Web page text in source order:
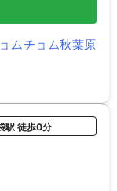
ムチョム秋葉原
駅 徒歩0分